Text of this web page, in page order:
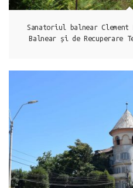
Sanatoriul balnear
Balnear și de Recuperare